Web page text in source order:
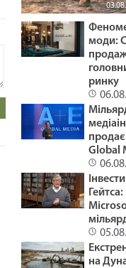
Зайдіть
на сайт
моди:
ринку
продає
Global
на